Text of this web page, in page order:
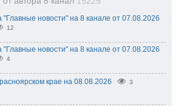
"Главные новости" на 8 канале от 07.08.2026
12
"Главные новости" на 8 канале от 07.08.2026
4
крае на 08.08.2026 3